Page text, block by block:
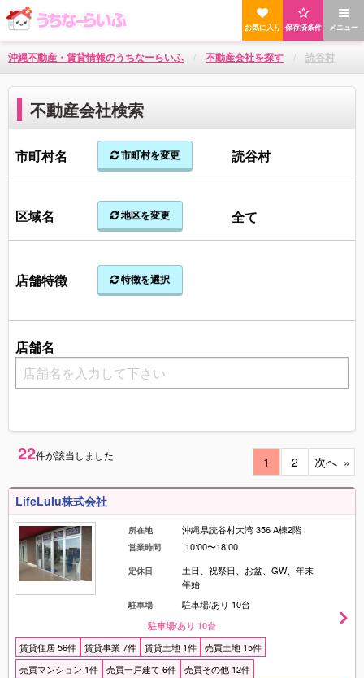
メニュー
保存済条件
お気に入り
沖縄不動産・賃貸情報のうちなーらいふ 不動産会社を探す 読谷村
不動産会社検索
市町村名 市町村を変更 読谷村
区域名 地区を変更 全て
店舗特徴 特徴を選択
店舗名
22件が該当しました 1 2 次へ
LifeLulu株式会社
所在地 沖縄県読谷村大湾 356 A棟2階
営業時間 10:00〜18:00
定休日
土日、祝祭日、お盆、GW、年末
年始
駐車場 駐車場/あり 10台
駐車場/あり 10台
賃貸住居 56件 賃貸事業 7件 賃貸土地 1件
売買土地 15件
売買マンション 1件
売買一戸建て 6件 売買その他 12件